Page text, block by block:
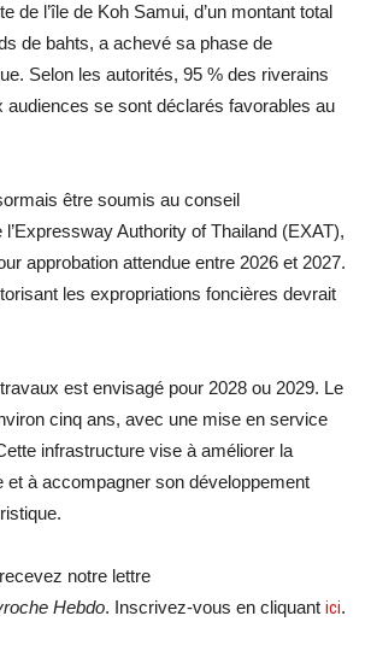
de l’île de Koh Samui, d’un montant total
de bahts, a achevé sa phase de
Selon les autorités, 95 % des riverains
audiences se sont déclarés favorables au
être soumis au conseil
l’Expressway Authority of Thailand (EXAT),
approbation attendue entre 2026 et 2027.
les expropriations foncières devrait
est envisagé pour 2028 ou 2029. Le
cinq ans, avec une mise en service
infrastructure vise à améliorer la
et à accompagner son développement
notre lettre
Hebdo. Inscrivez-vous en cliquant ici.